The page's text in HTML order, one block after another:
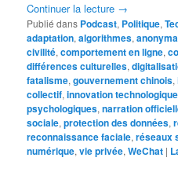
Continuer la lecture →
Publié dans Podcast, Politique,
adaptation,algorithmes,
civilité,comportement en ligne,
différences culturelles,
fatalisme,gouvernement chinois,
collectif,innovation technologique
psychologiques,narration
sociale,protection des données,
reconnaissance faciale,réseaux
numérique,vie privée,WeChat |